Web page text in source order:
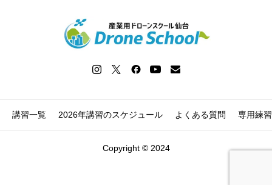
講習一覧 2026年講習のスケジュール よくある質問 専用練
Copyright © 2024